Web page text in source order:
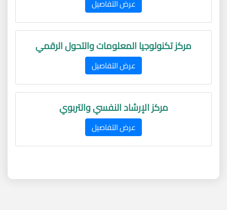
عرض التفاصيل
مركز تكنولوجيا المعلومات والتحول الرقمي
عرض التفاصيل
مركز الإرشاد النفسي والتربوي
عرض التفاصيل